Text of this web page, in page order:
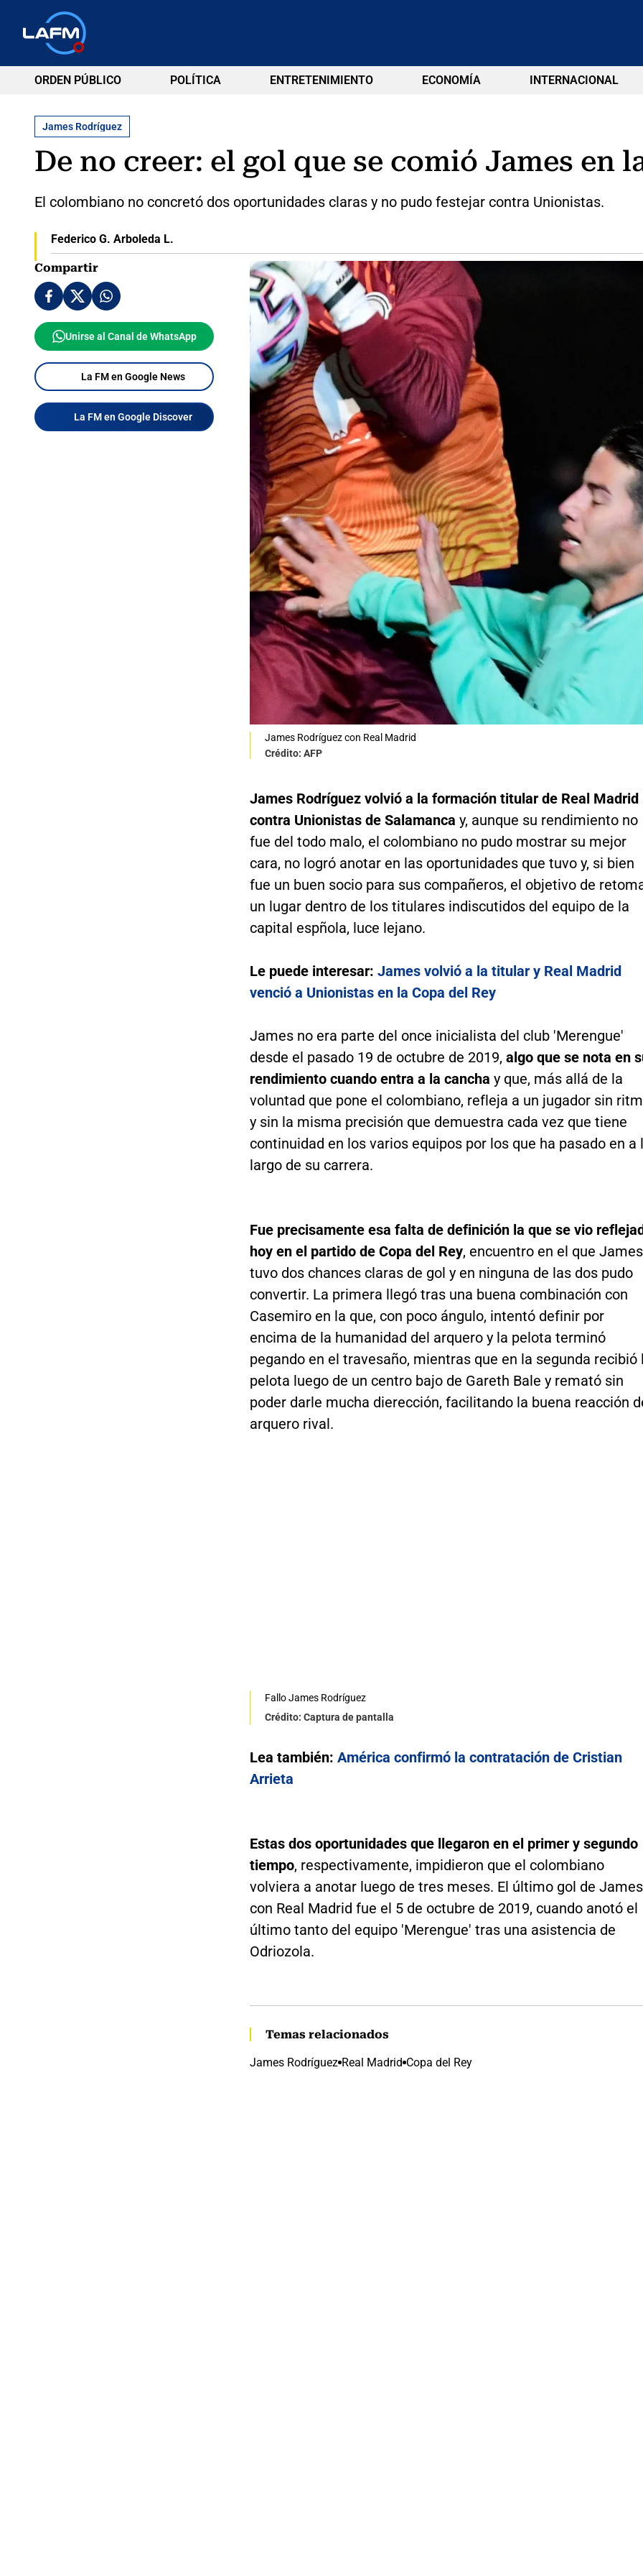
ORDEN PÚBLICO POLÍTICA ENTRETENIMIENTO ECONOMÍA INTERNACIONAL
James Rodríguez
De no creer: el gol que se comió James en
El colombiano no concretó dos oportunidades claras y no pudo festejar contra Unionistas.
Federico G. Arboleda L.
Compartir
Unirse al Canal de WhatsApp
La FM en Google News
La FM en Google Discover
James Rodríguez con Real Madrid
Crédito: AFP
James Rodríguez volvió a la formación titular de Real Madrid
contra Unionistas de Salamanca y, aunque su rendimiento no
fue del todo malo, el colombiano no pudo mostrar su mejor
cara, no logró anotar en las oportunidades que tuvo y, si bien
fue un buen socio para sus compañeros, el objetivo de
un lugar dentro de los titulares indiscutidos del equipo de la
capital espñola, luce lejano.
Le puede interesar: James volvió a la titular y Real Madrid
venció a Unionistas en la Copa del Rey
James no era parte del once inicialista del club 'Merengue'
desde el pasado 19 de octubre de 2019, algo que se nota en
rendimiento cuando entra a la cancha y que, más allá de la
voluntad que pone el colombiano, refleja a un jugador sin
y sin la misma precisión que demuestra cada vez que tiene
continuidad en los varios equipos por los que ha pasado en a
largo de su carrera.
Fue precisamente esa falta de definición la que se vio
hoy en el partido de Copa del Rey, encuentro en el que James
tuvo dos chances claras de gol y en ninguna de las dos pudo
convertir. La primera llegó tras una buena combinación con
Casemiro en la que, con poco ángulo, intentó definir por
encima de la humanidad del arquero y la pelota terminó
pegando en el travesaño, mientras que en la segunda recibió
pelota luego de un centro bajo de Gareth Bale y remató sin
poder darle mucha dierección, facilitando la buena reacción
arquero rival.
Fallo James Rodríguez
Crédito: Captura de pantalla
Lea también: América confirmó la contratación de Cristian
Arrieta
Estas dos oportunidades que llegaron en el primer y segundo
tiempo, respectivamente, impidieron que el colombiano
volviera a anotar luego de tres meses. El último gol de James
con Real Madrid fue el 5 de octubre de 2019, cuando anotó el
último tanto del equipo 'Merengue' tras una asistencia de
Odriozola.
Temas relacionados
James Rodríguez Real Madrid Copa del Rey